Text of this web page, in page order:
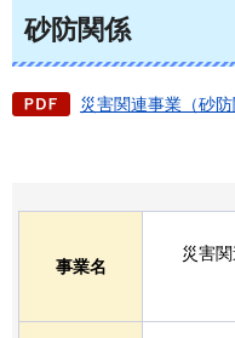
砂防関係
災害関連事業（砂
事業名
災害